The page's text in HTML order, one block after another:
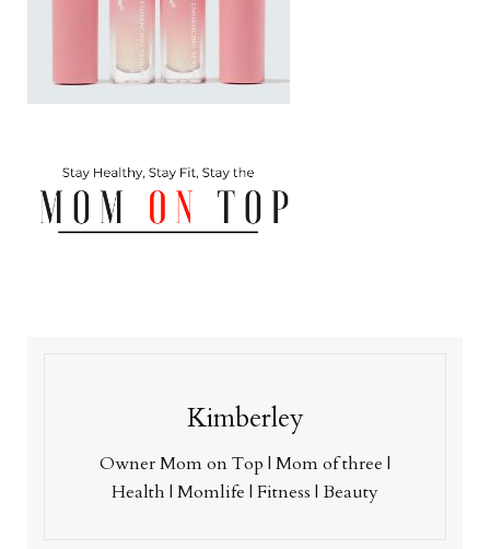
Kimberley
Owner Mom on Top | Mom of three |
Health | Momlife | Fitness | Beauty